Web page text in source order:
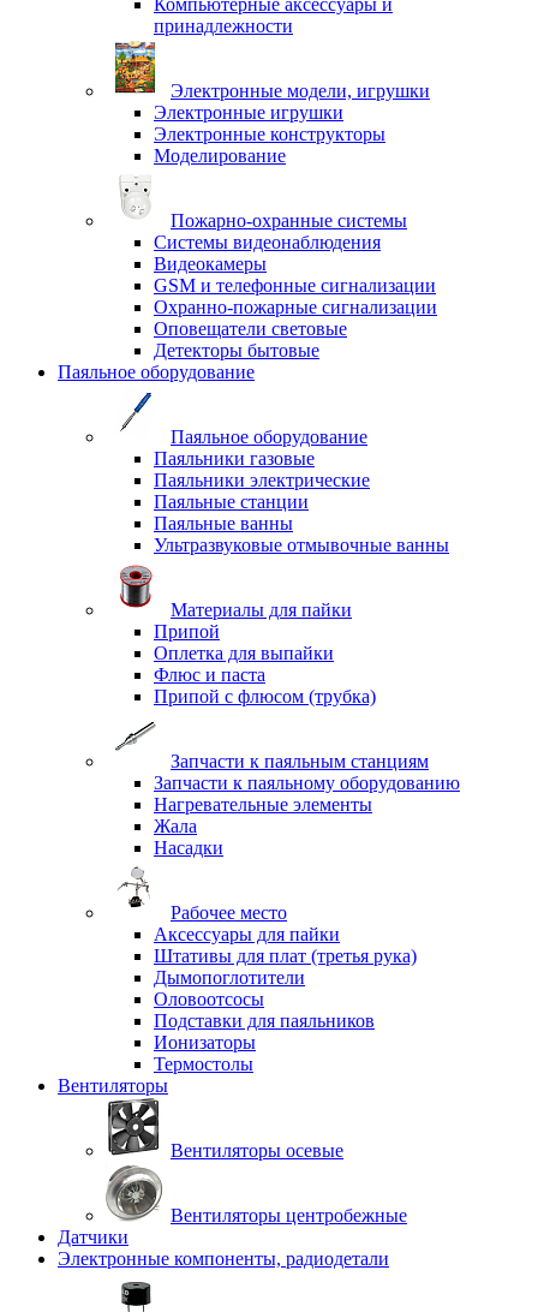
Компьютерные аксессуары и
принадлежности
Электронные модели, игрушки
Электронные игрушки
Электронные конструкторы
Моделирование
Пожарно-охранные системы
Системы видеонаблюдения
Видеокамеры
GSM и телефонные сигнализации
Охранно-пожарные сигнализации
Оповещатели световые
Детекторы бытовые
Паяльное оборудование
Паяльное оборудование
Паяльники газовые
Паяльники электрические
Паяльные станции
Паяльные ванны
Ультразвуковые отмывочные ванны
Материалы для пайки
Припой
Оплетка для выпайки
Флюс и паста
Припой с флюсом (трубка)
Запчасти к паяльным станциям
Запчасти к паяльному оборудованию
Нагревательные элементы
Жала
Насадки
Рабочее место
Аксессуары для пайки
Штативы для плат (третья рука)
Дымопоглотители
Оловоотсосы
Подставки для паяльников
Ионизаторы
Термостолы
Вентиляторы
Вентиляторы осевые
Вентиляторы центробежные
Датчики
Электронные компоненты, радиодетали